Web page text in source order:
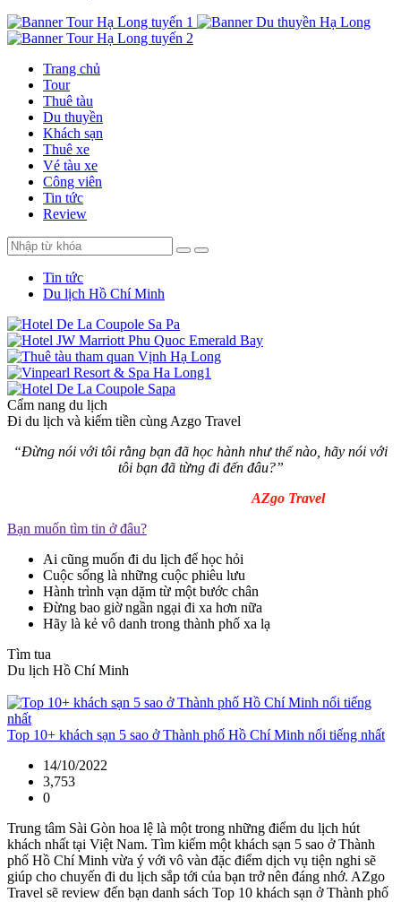
Trang chủ
Tour
Thuê tàu
Du thuyền
Khách sạn
Thuê xe
Vé tàu xe
Công viên
Tin tức
Review
Tin tức
Du lịch Hồ Chí Minh
Cẩm nang du lịch
Đi du lịch và kiếm tiền cùng Azgo Travel
“Đừng nói với tôi rằng bạn đã học hành như thế nào, hãy nói với
tôi bạn đã từng đi đến đâu?”
AZgo Travel
Bạn muốn tìm tin ở đâu?
Ai cũng muốn đi du lịch để học hỏi
Cuộc sống là những cuộc phiêu lưu
Hành trình vạn dặm từ một bước chân
Đừng bao giờ ngần ngại đi xa hơn nữa
Hãy là kẻ vô danh trong thành phố xa lạ
Tìm tua
Du lịch Hồ Chí Minh
Top 10+ khách sạn 5 sao ở Thành phố Hồ Chí Minh nổi tiếng nhất
14/10/2022
3,753
0
Trung tâm Sài Gòn hoa lệ là một trong những điểm du lịch hút
khách nhất tại Việt Nam. Tìm kiếm một khách sạn 5 sao ở Thành
phố Hồ Chí Minh vừa ý với vô vàn đặc điểm dịch vụ tiện nghi sẽ
giúp cho chuyến đi du lịch sắp tới của bạn trở nên đáng nhớ. AZgo
Travel sẽ review đến bạn danh sách Top 10 khách sạn ở Thành phố